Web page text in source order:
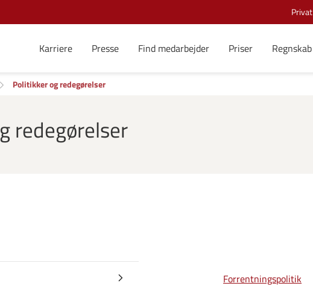
Privat
Karriere Presse Find medarbejder Priser Regnskab
Politikker og redegørelser
redegørelser
Forrentningspolitik